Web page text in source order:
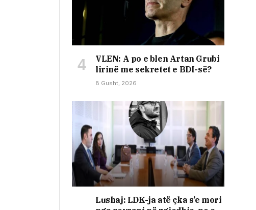
VLEN: A po e blen Artan Grubi
lirinë me sekretet e BDI-së?
8 Gusht, 2026
Lushaj: LDK-ja atë çka s’e mori